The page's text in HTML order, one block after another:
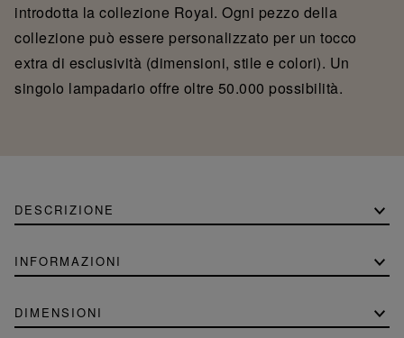
introdotta la collezione Royal. Ogni pezzo della
collezione può essere personalizzato per un tocco
extra di esclusività (dimensioni, stile e colori). Un
singolo lampadario offre oltre 50.000 possibilità.
DESCRIZIONE
INFORMAZIONI
DIMENSIONI